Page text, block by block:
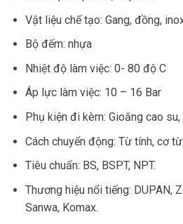
Vật liệu chế tạo: Gang, đồng,
Bộ đếm: nhựa
Nhiệt độ làm việc: 0- 80 độ C
Áp lực làm việc: 10 – 16 Bar
Phụ kiện đi kèm: Gioăng cao
Cách chuyển động: Từ tính, cơ từ.
Tiêu chuẩn: BS, BSPT, NPT.
Thương hiệu nổi tiếng: DUPAN,
Sanwa, Komax.